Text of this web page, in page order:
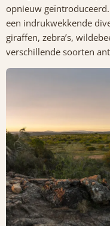
opnieuw
een indrukwekkende
giraffen, zebra’s,
verschillende soorten